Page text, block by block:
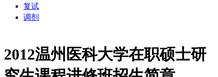
复试
调剂
2012温州医科大学在职硕士研